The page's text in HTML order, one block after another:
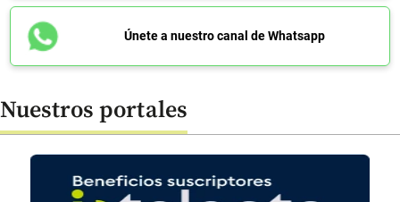
Únete a nuestro canal de Whatsapp
Nuestros portales